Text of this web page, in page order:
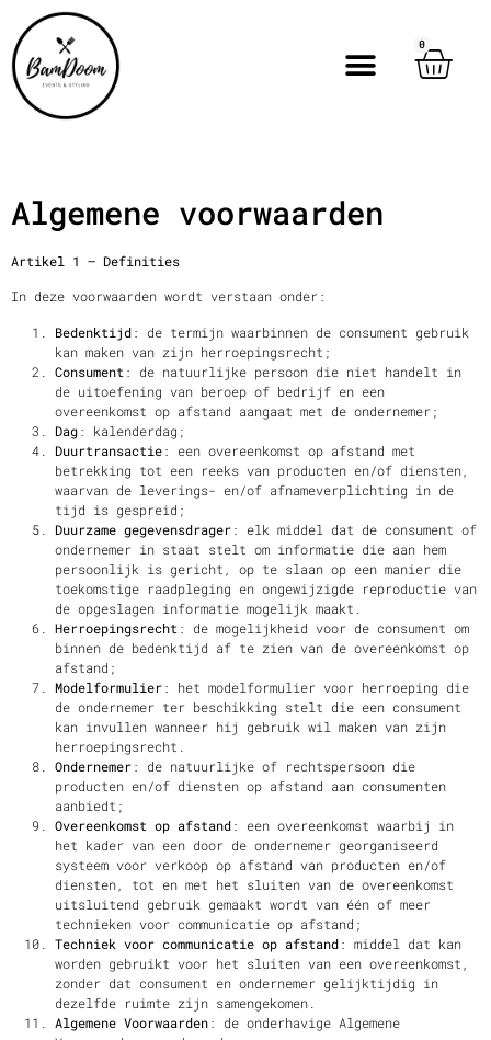
0
Algemene voorwaarden
Artikel 1 – Definities
In deze voorwaarden wordt verstaan onder:
Bedenktijd: de termijn waarbinnen de consument gebruik
kan maken van zijn herroepingsrecht;
Consument : de natuurlijke persoon die niet handelt in
de uitoefening van beroep of bedrijf en een
overeenkomst op afstand aangaat met de ondernemer;
Dag: kalenderdag;
Duurtransactie: een overeenkomst op afstand met
betrekking tot een reeks van producten en/of diensten,
waarvan de leverings- en/of afnameverplichting in de
tijd is gespreid;
Duurzame gegevensdrager: elk middel dat de consument of
ondernemer in staat stelt om informatie die aan hem
persoonlijk is gericht, op te slaan op een manier die
toekomstige raadpleging en ongewijzigde reproductie van
de opgeslagen informatie mogelijk maakt.
Herroepingsrecht : de mogelijkheid voor de consument om
binnen de bedenktijd af te zien van de overeenkomst op
afstand;
Modelformulier: het modelformulier voor herroeping die
de ondernemer ter beschikking stelt die een consument
kan invullen wanneer hij gebruik wil maken van zijn
herroepingsrecht.
Ondernemer: de natuurlijke of rechtspersoon die
producten en/of diensten op afstand aan consumenten
aanbiedt;
Overeenkomst op afstand: een overeenkomst waarbij in
het kader van een door de ondernemer georganiseerd
systeem voor verkoop op afstand van producten en/of
diensten, tot en met het sluiten van de overeenkomst
uitsluitend gebruik gemaakt wordt van één of meer
technieken voor communicatie op afstand;
Techniek voor communicatie op afstand: middel dat kan
worden gebruikt voor het sluiten van een overeenkomst,
zonder dat consument en ondernemer gelijktijdig in
dezelfde ruimte zijn samengekomen.
Algemene Voorwaarden: de onderhavige Algemene